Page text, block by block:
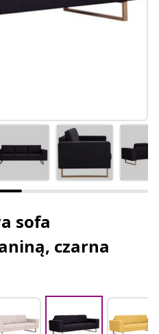
sofa
czarna